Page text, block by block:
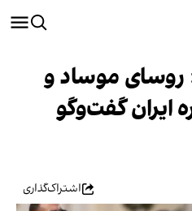
روسای موساد و
ایران گفت‌وگو
اشتراک‌گذاری